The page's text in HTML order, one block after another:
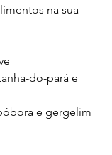
na sua
do-pará e
e gergelim